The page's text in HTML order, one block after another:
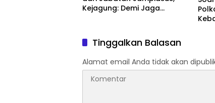
Kejagung: Demi Jaga
Tinggalkan Balasan
Alamat email Anda tidak akan